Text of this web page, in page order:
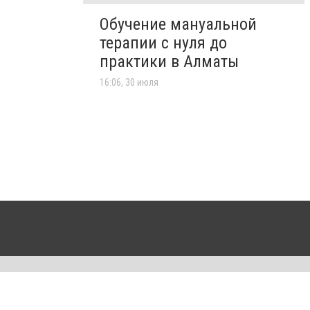
Обучение мануальной
терапии с нуля до
практики в Алматы
16:06, 30 июля